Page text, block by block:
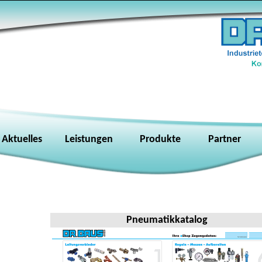
Aktuelles Leistungen Produkte Partner
Pneumatikkatalog